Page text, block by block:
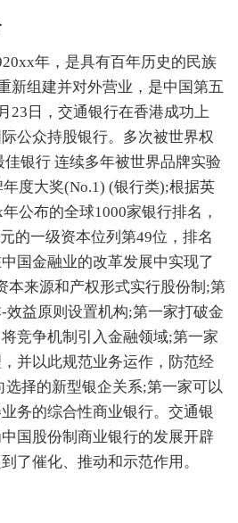
年，是具有百年历史的民族
新组建并对外营业，是中国第五
23日，交通银行在香港成功上
公众持股银行。多次被世界权
银行 连续多年被世界品牌实验
度大奖(No.1) (银行类);根据英
公布的全球1000家银行排名，
的一级资本位列第49位，排名
国金融业的改革发展中实现了
本来源和产权形式实行股份制;第
效益原则设置机构;第一家打破金
竞争机制引入金融领域;第一家
并以此规范业务运作，防范经
择的新型银企关系;第一家可以
务的综合性商业银行。交通银
国股份制商业银行的发展开辟
了催化、推动和示范作用。